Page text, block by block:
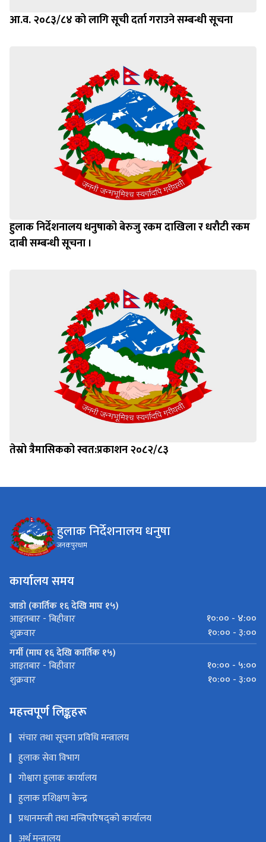
आ.व. २०८३/८४ को लागि सूची दर्ता गराउने सम्बन्धी सूचना
हुलाक निर्देशनालय धनुषाको बेरुजु रकम दाखिला र धरौटी रकम
दाबी सम्बन्धी सूचना ।
तेस्रो त्रैमासिकको स्वत:प्रकाशन २०८२/८३
हुलाक निर्देशनालय धनुषा
जनकपुरधाम
कार्यालय समय
जाडो (कार्तिक १६ देखि माघ १५)
आइतबार - बिहीवार
१०:०० - ४:००
शुक्रवार
१०:०० - ३:००
गर्मी (माघ १६ देखि कार्तिक १५)
आइतबार - बिहीवार
१०:०० - ५:००
शुक्रवार
१०:०० - ३:००
महत्त्वपूर्ण लिङ्कहरू
संचार तथा सूचना प्रविधि मन्त्रालय
हुलाक सेवा विभाग
गोश्वारा हुलाक कार्यालय
हुलाक प्रशिक्षण केन्द्र
प्रधानमन्त्री तथा मन्त्रिपरिषद्को कार्यालय